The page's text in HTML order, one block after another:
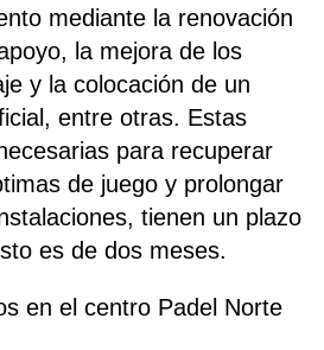
mediante la renovación
la mejora de los
y la colocación de un
entre otras. Estas
para recuperar
de juego y prolongar
tienen un plazo
es de dos meses.
en el centro Padel Norte